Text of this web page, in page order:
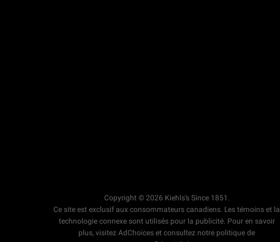
Copyright © 2026 Kiehls’s Since 1851.
Ce site est exclusif aux consommateurs canadiens. Les témoins et la
technologie connexe sont utilisés pour la publicité. Pour en savoir
plus, visitez AdChoices et consultez notre politique de